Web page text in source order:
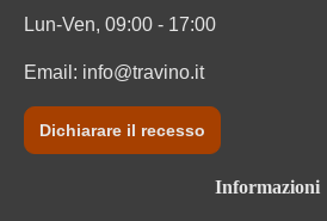
Lun-Ven, 09:00 - 17:00
Email: info@travino.it
Dichiarare il recesso
Informazioni